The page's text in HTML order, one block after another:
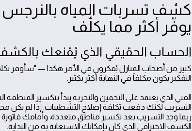
كشف تسربات المياه بالنرجس
يوفّر أكثر مما يكلّف
الحساب الحقيقي الذي يُقنعك بالكشف
كثير من أصحاب المنازل يُفكرون في الأمر هكذا — "سأوفر
التفكير يكون مكلفاً في النهاية أكثر بكثير.
الفني الذي يعتمد على التخمين والتجربة يبدأ بتكسير
التسريب لكنك دفعت تكلفة إصلاح التشطيبات. إذا لم يكن
ربما وجد التسريب بعد تكسير مناطق متعددة، وأمامك
الكشف الاحترافي الذي كان بإمكانك الاستعانة به من البداية.